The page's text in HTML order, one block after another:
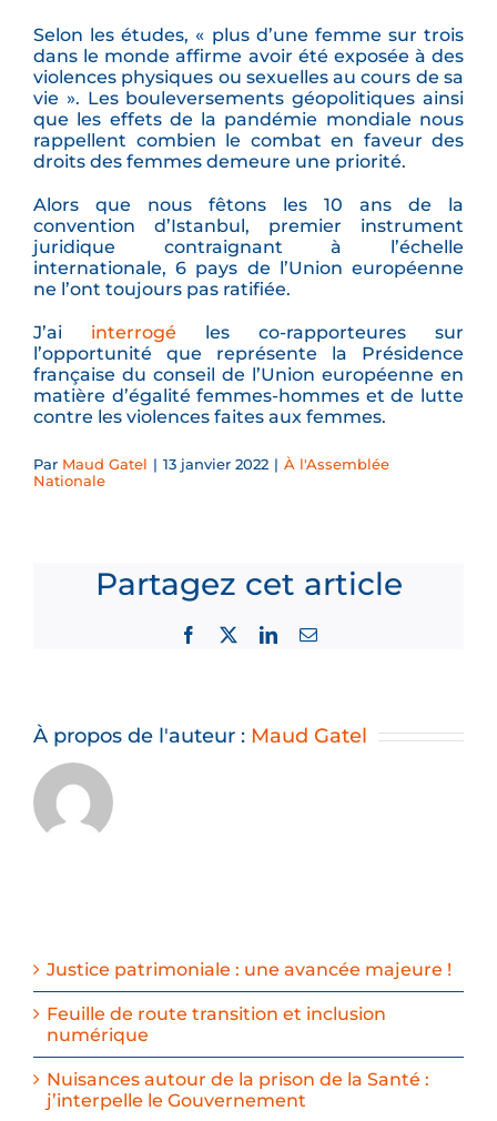
Selon les études, « plus d’une femme sur trois
dans le monde affirme avoir été exposée à des
violences physiques ou sexuelles au cours de sa
vie ». Les bouleversements géopolitiques ainsi
que les effets de la pandémie mondiale nous
rappellent combien le combat en faveur des
droits des femmes demeure une priorité.
Alors que nous fêtons les 10 ans de la
convention d’Istanbul, premier instrument
juridique contraignant à l’échelle
internationale, 6 pays de l’Union européenne
ne l’ont toujours pas ratifiée.
J’ai interrogé les co-rapporteures sur
l’opportunité que représente la Présidence
française du conseil de l’Union européenne en
matière d’égalité femmes-hommes et de lutte
contre les violences faites aux femmes.
Par Maud Gatel | 13 janvier 2022 | À l'Assemblée
Nationale
Partagez cet article
Facebook LinkedInEmail
À propos de l'auteur : Maud Gatel
Justice patrimoniale : une avancée majeure !
Feuille de route transition et inclusion
numérique
Nuisances autour de la prison de la Santé :
j’interpelle le Gouvernement